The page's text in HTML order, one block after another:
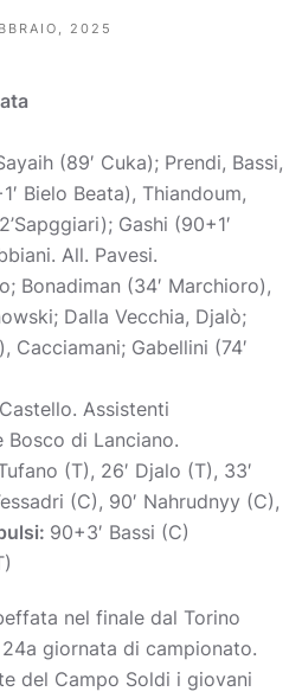
2025
(89′ Cuka); Prendi, Bassi,
Bielo Beata), Thiandoum,
Gashi (90+1′
All. Pavesi.
Bonadiman (34′ Marchioro),
Dalla Vecchia, Djalò;
Cacciamani; Gabellini (74′
Assistenti
Bosco di Lanciano.
(T), 26′ Djalo (T), 33′
(C), 90′ Nahrudnyy (C),
90+3′ Bassi (C)
nel finale dal Torino
giornata di campionato.
del Campo Soldi i giovani